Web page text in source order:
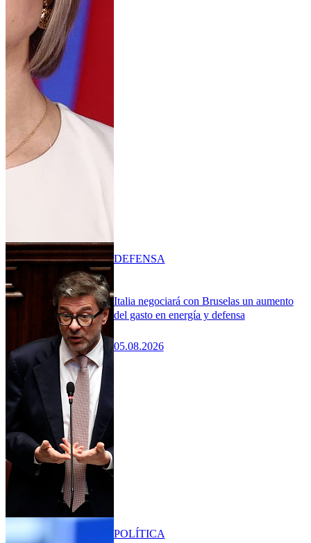
Italia negociará con Bruselas un aumento
del gasto en energía y defensa
05.08.2026
DEFENSA
POLÍTICA